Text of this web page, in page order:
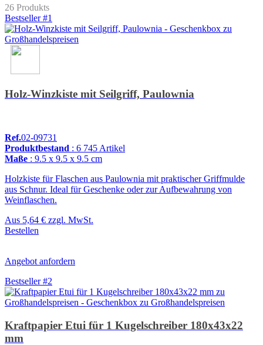
26 Produkts
Bestseller #1
Holz-Winzkiste mit Seilgriff, Paulownia
Ref.02-09731
Produktbestand : 6 745 Artikel
Maße : 9.5 x 9.5 x 9.5 cm
Holzkiste für Flaschen aus Paulownia mit praktischer Griffmulde
aus Schnur. Ideal für Geschenke oder zur Aufbewahrung von
Weinflaschen.
Aus 5,64 € zzgl. MwSt.
Bestellen
Angebot anfordern
Bestseller #2
Kraftpapier Etui für 1 Kugelschreiber 180x43x22
mm